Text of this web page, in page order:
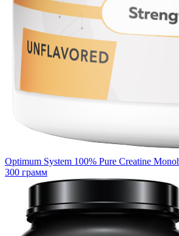
Optimum System 100% Pure Creatine
300 грамм